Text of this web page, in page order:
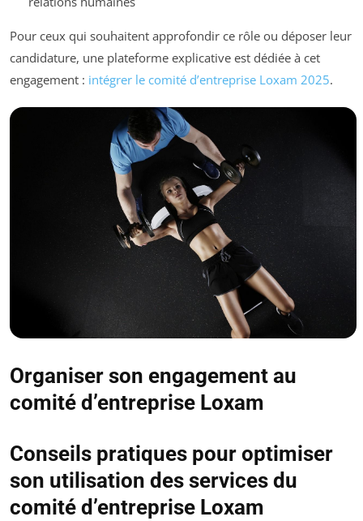
Pour ceux qui souhaitent approfondir ce rôle ou déposer leur
candidature, une plateforme explicative est dédiée à cet
engagement : intégrer le comité d’entreprise Loxam 2025.
Organiser son engagement au
comité d’entreprise Loxam
Conseils pratiques pour optimiser
son utilisation des services du
comité d’entreprise Loxam